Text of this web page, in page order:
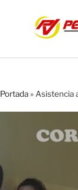
Portada»Asistencia